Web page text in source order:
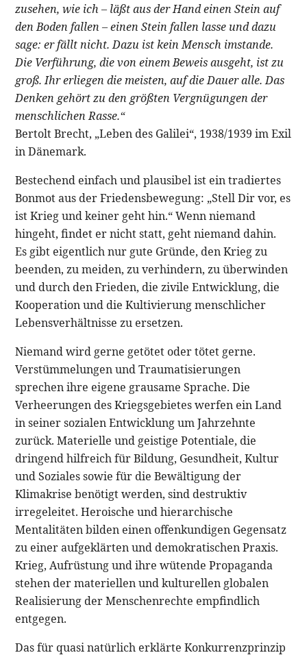
zusehen, wie ich – läßt aus der Hand einen Stein auf
den Boden fallen – einen Stein fallen lasse und dazu
sage: er fällt nicht. Dazu ist kein Mensch imstande.
Die Verführung, die von einem Beweis ausgeht, ist zu
groß. Ihr erliegen die meisten, auf die Dauer alle. Das
Denken gehört zu den größten Vergnügungen der
menschlichen Rasse.“
Bertolt Brecht, „Leben des Galilei“, 1938/1939 im Exil
in Dänemark.
Bestechend einfach und plausibel ist ein tradiertes
Bonmot aus der Friedensbewegung: „Stell Dir vor, es
ist Krieg und keiner geht hin.“ Wenn niemand
hingeht, findet er nicht statt, geht niemand dahin.
Es gibt eigentlich nur gute Gründe, den Krieg zu
beenden, zu meiden, zu verhindern, zu überwinden
und durch den Frieden, die zivile Entwicklung, die
Kooperation und die Kultivierung menschlicher
Lebensverhältnisse zu ersetzen.
Niemand wird gerne getötet oder tötet gerne.
Verstümmelungen und Traumatisierungen
sprechen ihre eigene grausame Sprache. Die
Verheerungen des Kriegsgebietes werfen ein Land
in seiner sozialen Entwicklung um Jahrzehnte
zurück. Materielle und geistige Potentiale, die
dringend hilfreich für Bildung, Gesundheit, Kultur
und Soziales sowie für die Bewältigung der
Klimakrise benötigt werden, sind destruktiv
irregeleitet. Heroische und hierarchische
Mentalitäten bilden einen offenkundigen Gegensatz
zu einer aufgeklärten und demokratischen Praxis.
Krieg, Aufrüstung und ihre wütende Propaganda
stehen der materiellen und kulturellen globalen
Realisierung der Menschenrechte empfindlich
entgegen.
Das für quasi natürlich erklärte Konkurrenzprinzip